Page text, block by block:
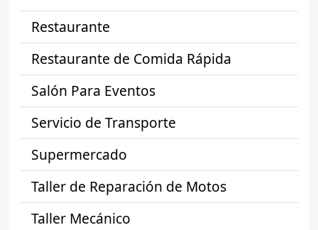
Restaurante
Restaurante de Comida Rápida
Salón Para Eventos
Servicio de Transporte
Supermercado
Taller de Reparación de Motos
Taller Mecánico